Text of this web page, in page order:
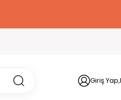
Giriş